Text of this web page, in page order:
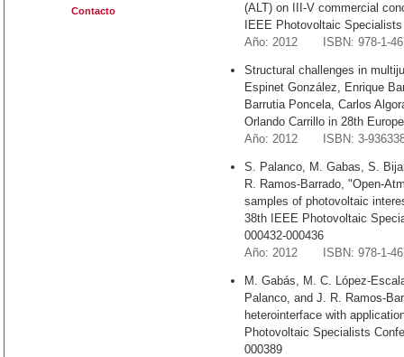
Contacto
(ALT) on III-V commercial
IEEE Photovoltaic Specialists
Año: 2012 ISBN: 978-1-
Structural challenges in
Espinet González, Enrique
Barrutia Poncela, Carlos
Orlando Carrillo in 28th
Año: 2012 ISBN: 3-
S. Palanco, M. Gabas, S.
R. Ramos-Barrado, "Open-
samples of photovoltaic
38th IEEE Photovoltaic
000432-000436
Año: 2012 ISBN: 978-1-
M. Gabás, M. C. López-
Palanco, and J. R. Ramos-
heterointerface with
Photovoltaic Specialists
000389